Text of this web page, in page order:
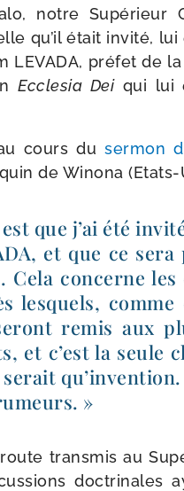
notre Supérieur
qu’il était invi­té,
LEVADA, pré­fet de
Ecclesia Deiqui lui
cours duser­mon
de Winona
que j’ai été
et que ce
Cela concerne
les­quels,
remis aux
et c’est la seule
»
trans­mis au